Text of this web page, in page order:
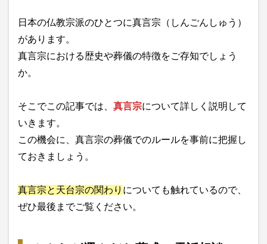
日本の仏教宗派のひとつに真言宗（しんごんしゅう）
があります。
真言宗における歴史や葬儀の特徴をご存知でしょう
か。
そこでこの記事では、 真言宗について詳しく説明して
いきます。
この機会に、真言宗の葬儀でのルールを事前に把握し
ておきましょう。
真言宗と天台宗の関わり についても触れているので、
ぜひ最後までご覧ください。